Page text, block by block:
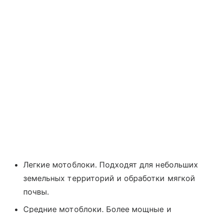
Легкие мотоблоки. Подходят для небольших
земельных территорий и обработки мягкой
почвы.
Средние мотоблоки. Более мощные и